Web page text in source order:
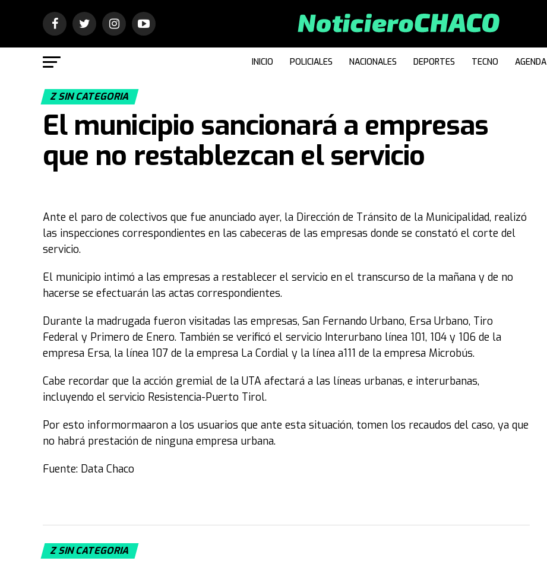
INICIO POLICIALES NACIONALES DEPORTES TECNO AGENDA
Z SIN CATEGORIA
El municipio sancionará a empresas
que no restablezcan el servicio
Ante el paro de colectivos que fue anunciado ayer, la Dirección de Tránsito de la Municipalidad, realizó
las inspecciones correspondientes en las cabeceras de las empresas donde se constató el corte del
servicio.
El municipio intimó a las empresas a restablecer el servicio en el transcurso de la mañana y de no
hacerse se efectuarán las actas correspondientes.
Durante la madrugada fueron visitadas las empresas, San Fernando Urbano, Ersa Urbano, Tiro
Federal y Primero de Enero. También se verificó el servicio Interurbano línea 101, 104 y 106 de la
empresa Ersa, la línea 107 de la empresa La Cordial y la línea a111 de la empresa Microbús.
Cabe recordar que la acción gremial de la UTA afectará a las líneas urbanas, e interurbanas,
incluyendo el servicio Resistencia-Puerto Tirol.
Por esto informormaaron a los usuarios que ante esta situación, tomen los recaudos del caso, ya que
no habrá prestación de ninguna empresa urbana.
Fuente: Data Chaco
Z SIN CATEGORIA